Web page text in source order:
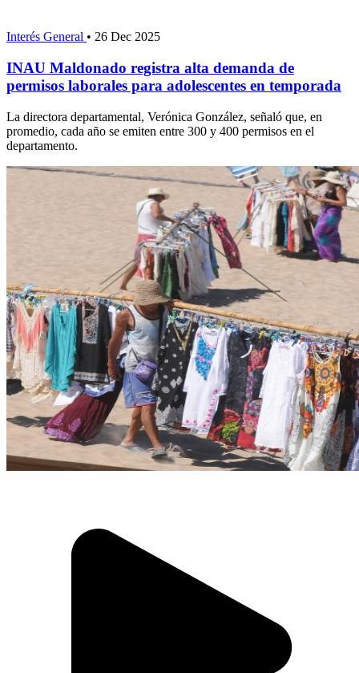
Interés General • 26 Dec 2025
INAU Maldonado registra alta demanda de
permisos laborales para adolescentes en temporada
La directora departamental, Verónica González, señaló que, en
promedio, cada año se emiten entre 300 y 400 permisos en el
departamento.